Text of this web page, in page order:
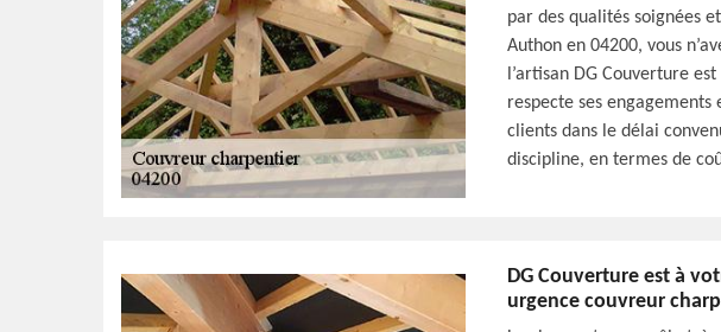
par des qualités soignées
Authon en 04200, vous
l’artisan DG Couverture
respecte ses
clients dans le délai
discipline, en termes de
DG Couverture est à
urgence couvreur